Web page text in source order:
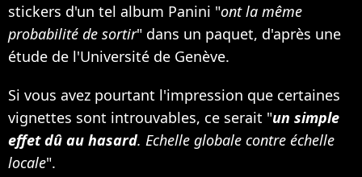
stickers d'un tel album Panini "ont la même
probabilité de sortir" dans un paquet, d'après une
étude de l'Université de Genève.
Si vous avez pourtant l'impression que certaines
vignettes sont introuvables, ce serait "un simple
effet dû au hasard. Echelle globale contre échelle
locale".